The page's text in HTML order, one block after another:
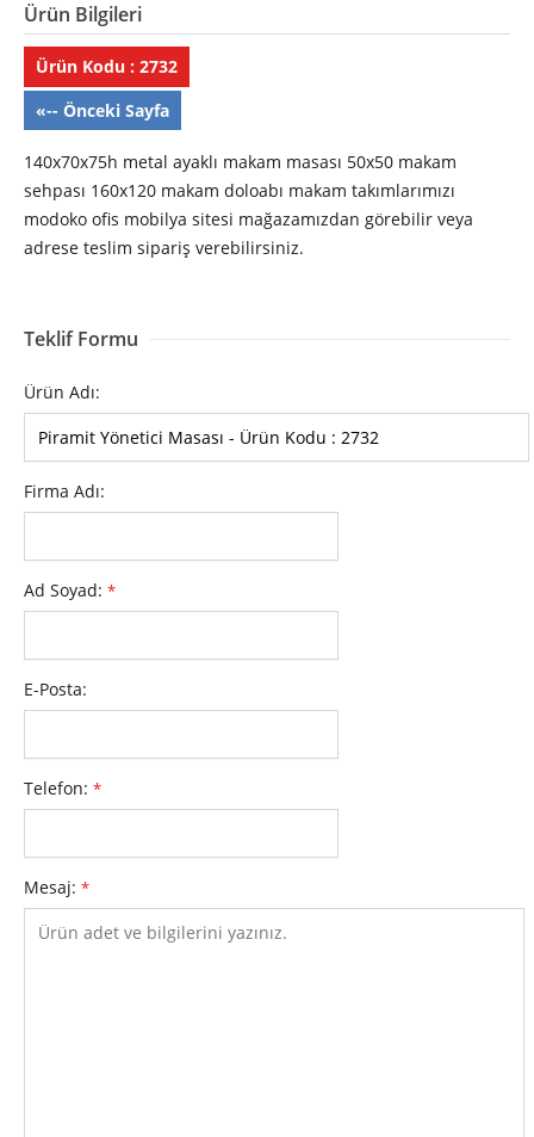
Ürün Bilgileri
Ürün Kodu : 2732
«-- Önceki Sayfa
140x70x75h metal ayaklı makam masası 50x50 makam
sehpası 160x120 makam doloabı makam takımlarımızı
modoko ofis mobilya sitesi mağazamızdan görebilir veya
adrese teslim sipariş verebilirsiniz.
Teklif Formu
Ürün Adı:
Firma Adı:
Ad Soyad: *
E-Posta:
Telefon: *
Mesaj: *